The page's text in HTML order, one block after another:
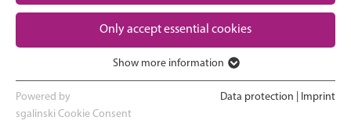
Auf der Neugeborenen-
Intensivstation
Nach Hause gehen und
Heranwachsen
Partner
Contact
Only accept essential cookies
Essenzielle Cookies werden für grundlegende Funktionen der
Webseite benötigt. Dadurch ist gewährleistet, dass die Webseite
Show more information
Powered by
sgalinski Cookie Consent
Data protection Imprint